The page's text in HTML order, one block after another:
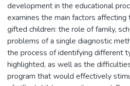
development in the educational
examines the main factors
gifted children: the role of family,
problems of a single diagnostic
the process of identifying different
highlighted, as well as the
program that would effectively